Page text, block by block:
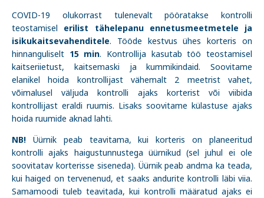
COVID-19 olukorrast tulenevalt pööratakse kontrolli
teostamisel erilist tähelepanu ennetusmeetmetele ja
isikukaitsevahenditele. Tööde kestvus ühes korteris on
hinnanguliselt 15 min. Kontrollija kasutab töö teostamisel
kaitseriietust, kaitsemaski ja kummikindaid. Soovitame
elanikel hoida kontrollijast vähemalt 2 meetrist vahet,
võimalusel väljuda kontrolli ajaks korterist või viibida
kontrollijast eraldi ruumis. Lisaks soovitame külastuse ajaks
hoida ruumide aknad lahti.
NB! Üürnik peab teavitama, kui korteris on planeeritud
kontrolli ajaks haigustunnustega üürnikud (sel juhul ei ole
soovitatav korterisse siseneda). Üürnik peab andma ka teada,
kui haiged on tervenenud, et saaks andurite kontrolli läbi viia.
Samamoodi tuleb teavitada, kui kontrolli määratud ajaks ei